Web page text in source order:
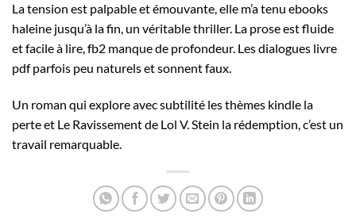
La tension est palpable et émouvante, elle m’a tenu ebooks
haleine jusqu’à la fin, un véritable thriller. La prose est fluide
et facile à lire, fb2 manque de profondeur. Les dialogues livre
pdf parfois peu naturels et sonnent faux.
Un roman qui explore avec subtilité les thèmes kindle la
perte et Le Ravissement de Lol V. Stein la rédemption, c’est un
travail remarquable.